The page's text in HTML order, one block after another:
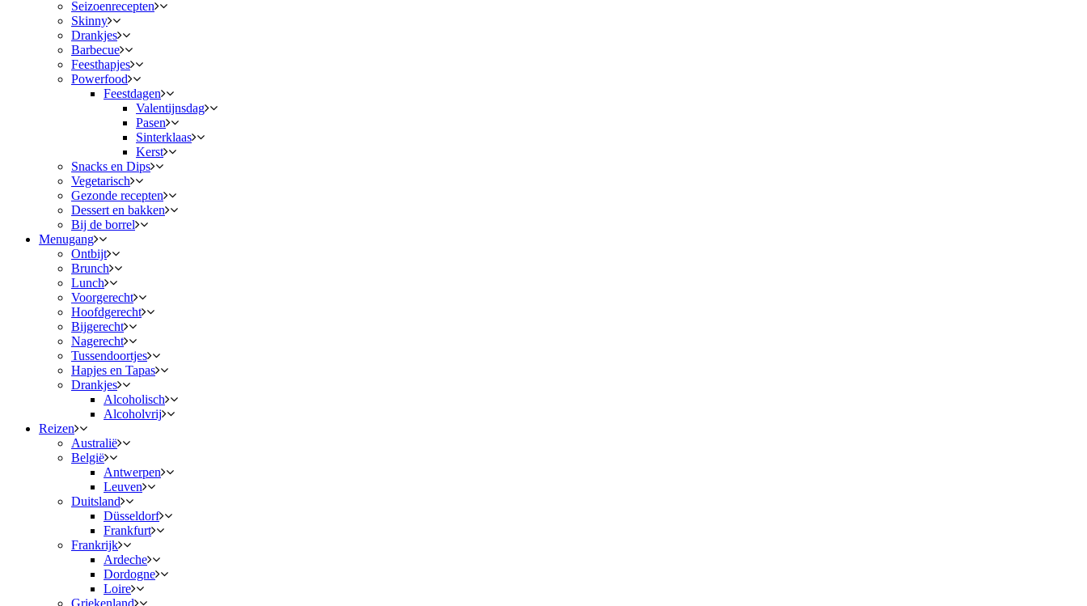
Seizoenrecepten
Skinny
Drankjes
Barbecue
Feesthapjes
Powerfood
Feestdagen
Valentijnsdag
Pasen
Sinterklaas
Kerst
Snacks en Dips
Vegetarisch
Gezonde recepten
Dessert en bakken
Bij de borrel
Menugang
Ontbijt
Brunch
Lunch
Voorgerecht
Hoofdgerecht
Bijgerecht
Nagerecht
Tussendoortjes
Hapjes en Tapas
Drankjes
Alcoholisch
Alcoholvrij
Reizen
Australië
België
Antwerpen
Leuven
Duitsland
Düsseldorf
Frankfurt
Frankrijk
Ardeche
Dordogne
Loire